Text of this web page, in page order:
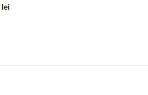
leiInterval
la